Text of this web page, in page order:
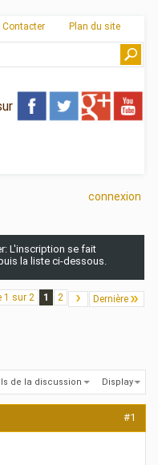
Contacter Plan du site
connexion
L'inscription se fait
la liste ci-dessous.
1 sur 2 1 2 Dernière
de la discussion Display
#1